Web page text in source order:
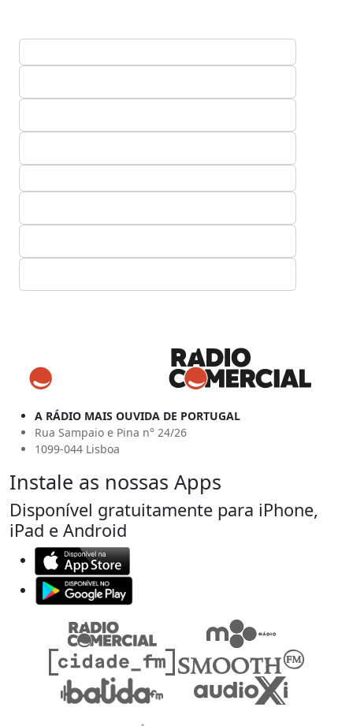
A RÁDIO MAIS OUVIDA DE PORTUGAL
Rua Sampaio e Pina n° 24/26
1099-044 Lisboa
Instale as nossas Apps
Disponível gratuitamente para iPhone,
iPad e Android